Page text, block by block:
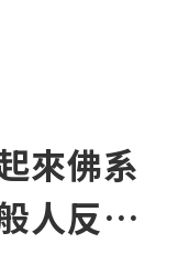
藪貓可以養嗎？先
重要的並不是價
來佛系
人反而